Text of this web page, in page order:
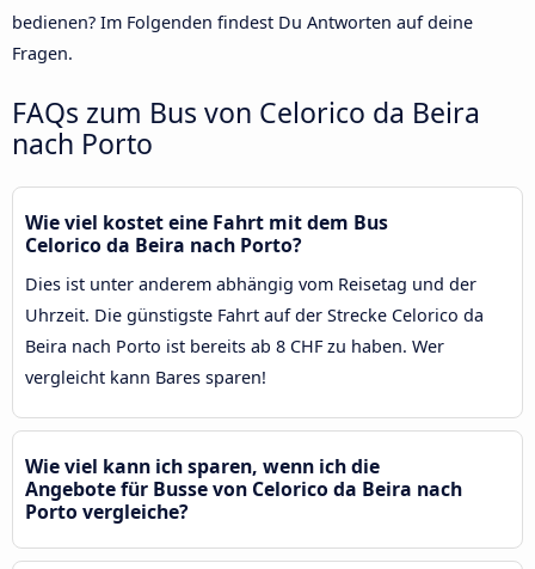
bedienen? Im Folgenden findest Du Antworten auf deine
Fragen.
FAQs zum Bus von Celorico da Beira
nach Porto
Wie viel kostet eine Fahrt mit dem Bus
Celorico da Beira nach Porto?
Dies ist unter anderem abhängig vom Reisetag und der
Uhrzeit. Die günstigste Fahrt auf der Strecke Celorico da
Beira nach Porto ist bereits ab 8 CHF zu haben. Wer
vergleicht kann Bares sparen!
Wie viel kann ich sparen, wenn ich die
Angebote für Busse von Celorico da Beira nach
Porto vergleiche?